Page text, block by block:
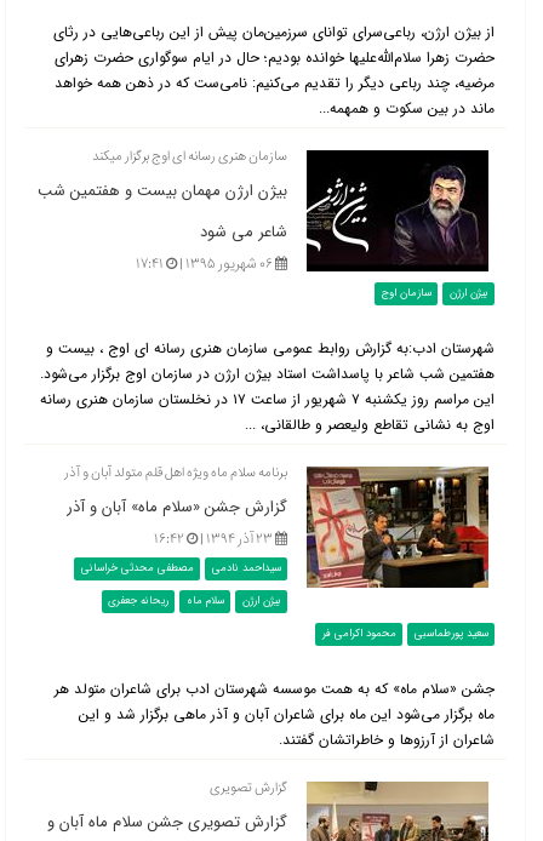
از بیژن ارژن، رباعی‌سرای توانای سرزمین‌مان پیش از این رباعی‌هایی در رثای
حضرت زهرا سلام‌الله‌علیها خوانده بودیم؛ حال در ایام سوگواری حضرت زهرای
مرضیه، چند رباعی دیگر را تقدیم می‌کنیم: نامی‌ست که در ذهن همه خواهد
ماند در بین سکوت و همهمه...
سازمان هنری رسانه ای اوج برگزار میکند
بیژن ارژن مهمان بیست و هفتمین شب
شاعر می شود
۰۶ شهریور ۱۳۹۵ | ۱۷:۴۱
بیژن ارژن سازمان اوج
شهرستان ادب:به گزارش روابط عمومی سازمان هنری رسانه ای اوج ، بیست و
هفتمین شب شاعر با پاسداشت استاد بیژن ارژن در سازمان اوج برگزار می‌شود.
این مراسم روز یکشنبه ۷ شهریور از ساعت ۱۷ در نخلستان سازمان هنری رسانه
اوج به نشانی تقاطع ولیعصر و طالقانی، ...
برنامه سلام ماه ویژه اهل قلم متولد آبان و آذر
گزارش جشن «سلام ماه» آبان و آذر
۲۳ آذر ۱۳۹۴ | ۱۶:۴۲
سیداحمد نادمی
مصطفی محدثی خراسانی
بیژن ارژن
سلام ماه
ریحانه جعفری
سعید پورطماسبی
محمود اکرامی فر
جشن «سلام ماه» که به همت موسسه شهرستان ادب برای شاعران متولد هر
ماه برگزار می‌شود این ماه برای شاعران آبان و آذر ماهی برگزار شد و این
شاعران از آرزوها و خاطراتشان گفتند.
گزارش تصویری
گزارش تصویری جشن سلام ماه آبان و